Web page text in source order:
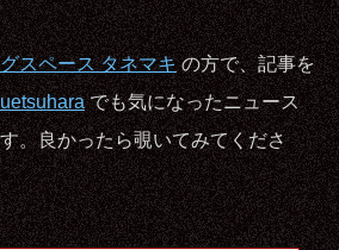
スペース タネマキの方で、記事を
でも気になったニュース
。良かったら覗いてみてくださ